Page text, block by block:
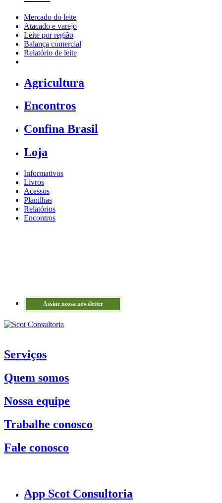
Mercado do leite
Atacado e varejo
Leite por região
Balança comercial
Relatório de leite
Agricultura
Encontros
Confina Brasil
Loja
Informativos
Livros
Acessos
Planilhas
Relatórios
Encontros
Assine nossa newsletter
Serviços
Quem somos
Nossa equipe
Trabalhe conosco
Fale conosco
App Scot Consultoria